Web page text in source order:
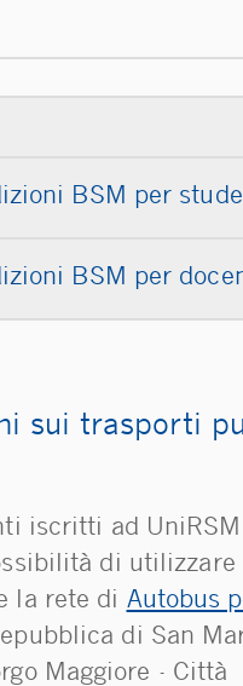
BSM per
BSM per
sui trasporti
iscritti ad
di utilizzare
la rete di Autobus
di San
Maggiore - Città